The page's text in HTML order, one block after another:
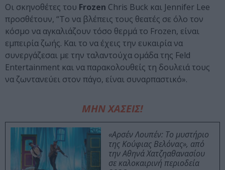
Οι σκηνοθέτες του Frozen Chris Buck και Jennifer Lee
προσθέτουν, “Το να βλέπεις τους θεατές σε όλο τον
κόσμο να αγκαλιάζουν τόσο θερμά το Frozen, είναι
εμπειρία ζωής. Και το να έχεις την ευκαιρία να
συνεργάζεσαι με την ταλαντούχα ομάδα της Feld
Entertainment και να παρακολουθείς τη δουλειά τους
να ζωντανεύει στον πάγο, είναι συναρπαστικό».
ΜΗΝ ΧΑΣΕΙΣ!
«Αρσέν Λουπέν: Το μυστήριο
της Κούφιας Βελόνας», από
την Αθηνά Χατζηαθανασίου
σε καλοκαιρινή περιοδεία